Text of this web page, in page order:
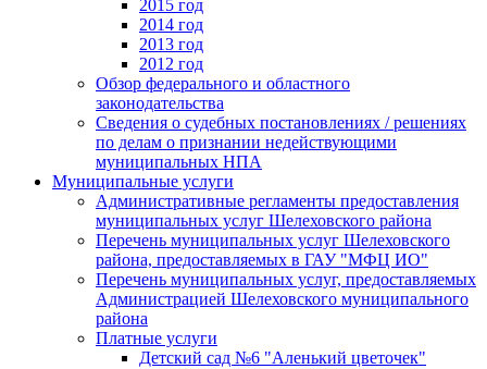
2015 год
2014 год
2013 год
2012 год
Обзор федерального и областного
законодательства
Сведения о судебных постановлениях / решениях
по делам о признании недействующими
муниципальных НПА
Муниципальные услуги
Административные регламенты предоставления
муниципальных услуг Шелеховского района
Перечень муниципальных услуг Шелеховского
района, предоставляемых в ГАУ "МФЦ ИО"
Перечень муниципальных услуг, предоставляемых
Администрацией Шелеховского муниципального
района
Платные услуги
Детский сад №6 "Аленький цветочек"